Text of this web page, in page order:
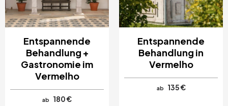
Entspannende
Behandlung +
Gastronomie im
Vermelho
ab 180 €
Entspannende
Behandlung in
Vermelho
ab 135 €